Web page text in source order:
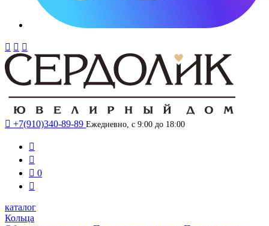
  
 +7(910)340-89-89 Ежедневно, с 9:00 до 18:00


 0

каталог
Кольца